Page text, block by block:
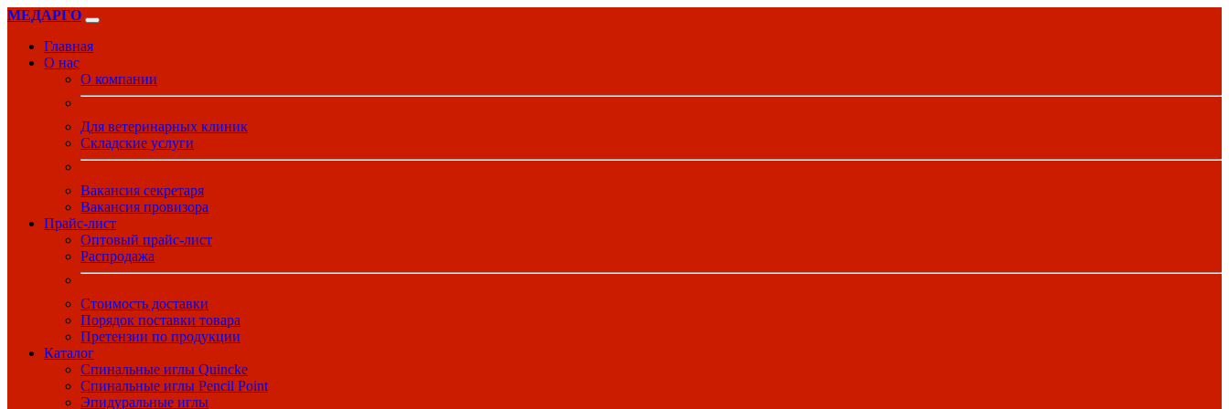
МЕДАРГО
Главная
О нас
О компании
Для ветеринарных клиник
Складские услуги
Вакансия секретаря
Вакансия провизора
Прайс-лист
Оптовый прайс-лист
Распродажа
Стоимость доставки
Порядок поставки товара
Претензии по продукции
Каталог
Спинальные иглы Quincke
Спинальные иглы Pencil Point
Эпидуральные иглы